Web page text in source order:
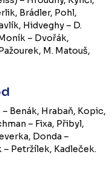
Brádler, Pohl,
Hidveghy – D.
– Dvořák,
M. Matouš,
Benák, Hrabaň, Kopic,
– Fixa, Přibyl,
Donda –
– Petržílek, Kadleček.